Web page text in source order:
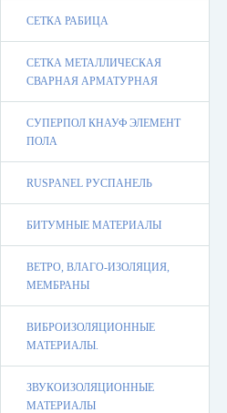
СЕТКА РАБИЦА
СЕТКА МЕТАЛЛИЧЕСКАЯ
СВАРНАЯ АРМАТУРНАЯ
СУПЕРПОЛ КНАУФ ЭЛЕМЕНТ
ПОЛА
RUSPANEL РУСПАНЕЛЬ
БИТУМНЫЕ МАТЕРИАЛЫ
ВЕТРО, ВЛАГО-ИЗОЛЯЦИЯ,
МЕМБРАНЫ
ВИБРОИЗОЛЯЦИОННЫЕ
МАТЕРИАЛЫ.
ЗВУКОИЗОЛЯЦИОННЫЕ
МАТЕРИАЛЫ